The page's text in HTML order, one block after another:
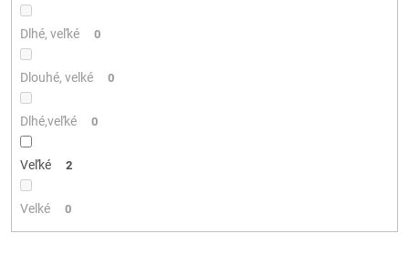
Dlhé, veľké 0
Dlouhé, velké 0
Dlhé,veľké 0
Veľké 2
Velké 0